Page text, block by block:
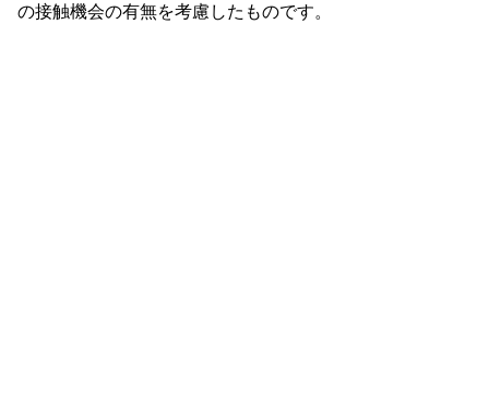
の接触機会の有無を考慮したものです。